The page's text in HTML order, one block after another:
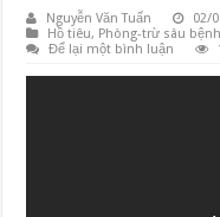
Nguyễn Văn Tuấn
02/
Hồ tiêu, Phòng-trừ sâu
Để lại một bình luận